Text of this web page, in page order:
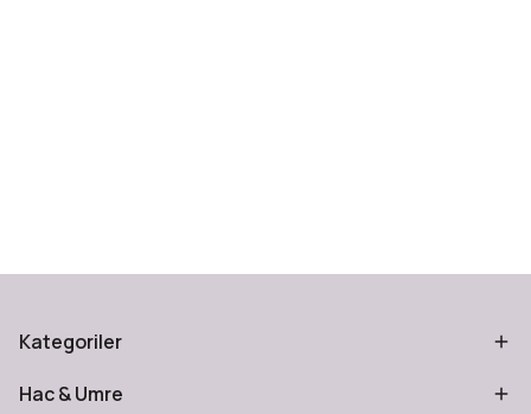
Kategoriler
Hac & Umre